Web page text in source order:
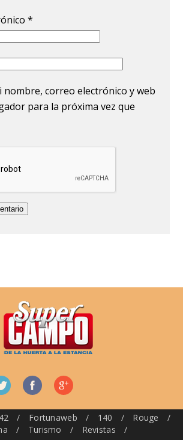
*
nombre, correo electrónico y web
para la próxima vez que
/ Fortunaweb / 140 / Rouge
/
/ Turismo / Revistas
/